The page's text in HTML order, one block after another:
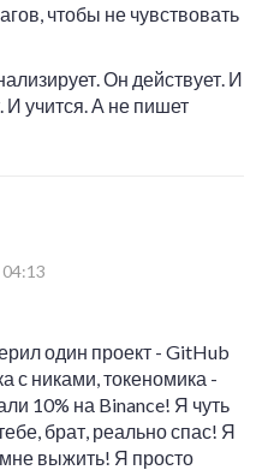
чтобы не чувствовать
Он действует. И
И учится. А не пишет
один проект - GitHub
с никами, токеномика -
10% на Binance! Я чуть
брат, реально спас! Я
выжить! Я просто